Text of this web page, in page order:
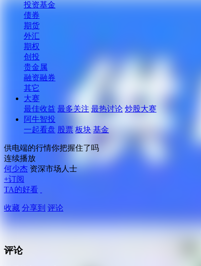
投资基金
债券
期货
外汇
期权
创投
贵金属
融资融券
其它
大赛
最佳收益 最多关注 最热讨论 炒股大赛
阿牛智投
一起看盘 股票 板块 基金
供电端的行情你把握住了吗
连续播放
何少杰 资深市场人士
+订阅
TA的好看
收藏 分享到 评论
评论